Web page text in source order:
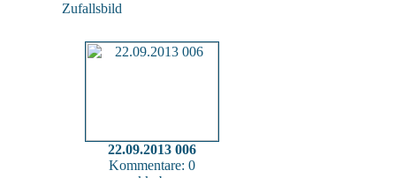
Zufallsbild
22.09.2013 006
Kommentare: 0